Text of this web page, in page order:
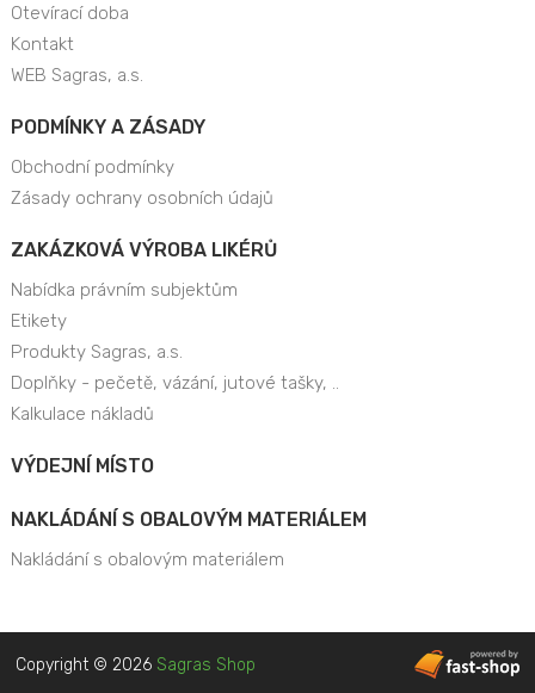
Otevírací doba
Kontakt
WEB Sagras, a.s.
PODMÍNKY A ZÁSADY
Obchodní podmínky
Zásady ochrany osobních údajů
ZAKÁZKOVÁ VÝROBA LIKÉRŮ
Nabídka právním subjektům
Etikety
Produkty Sagras, a.s.
Doplňky - pečetě, vázání, jutové tašky, ..
Kalkulace nákladů
VÝDEJNÍ MÍSTO
NAKLÁDÁNÍ S OBALOVÝM MATERIÁLEM
Nakládání s obalovým materiálem
Copyright © 2026 Sagras Shop